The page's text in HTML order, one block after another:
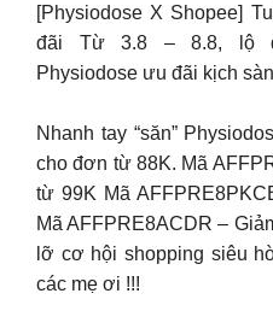
[Physiodose X Shopee]
đãi Từ 3.8 – 8.8, lộ
Physiodose ưu đãi kịch
Nhanh tay “săn”
cho đơn từ 88K. Mã
từ 99K Mã
Mã AFFPRE8ACDR –
lỡ cơ hội shopping siêu
các mẹ ơi !!!